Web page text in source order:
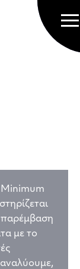
παρέμβαση
με το
αναλύουμε,